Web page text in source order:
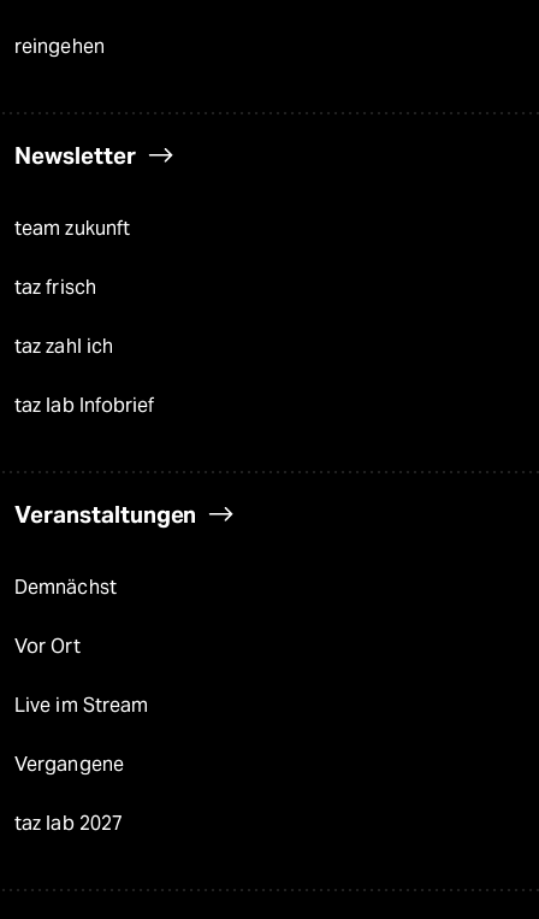
reingehen
Newsletter
team zukunft
taz frisch
taz zahl ich
taz lab Infobrief
Veranstaltungen
Demnächst
Vor Ort
Live im Stream
Vergangene
taz lab 2027